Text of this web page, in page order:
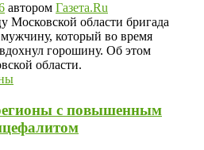
автором Газета.Ru
Московской области бригада
который во время
горошину. Об этом
области.
с повышенным